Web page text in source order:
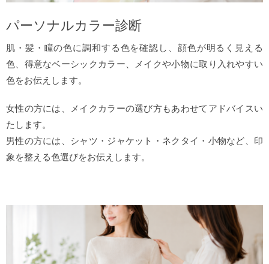
パーソナルカラー診断
肌・髪・瞳の色に調和する色を確認し、顔色が明るく見える
色、得意なベーシックカラー、メイクや小物に取り入れやすい
色をお伝えします。
女性の方には、メイクカラーの選び方もあわせてアドバイスい
たします。
男性の方には、シャツ・ジャケット・ネクタイ・小物など、印
象を整える色選びをお伝えします。